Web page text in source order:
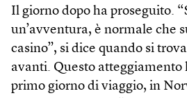
Il giorno dopo ha proseguito.
un’avventura, è normale che
casino”, si dice quando si
avanti. Questo atteggiamento
primo giorno di viaggio, in